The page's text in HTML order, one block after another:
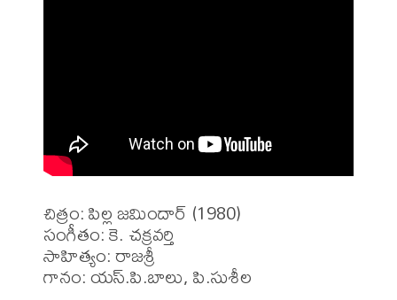
చిత్రం: పిల్ల జమిందార్ (1980)
సంగీతం: కె. చక్రవర్తి
సాహిత్యం: రాజశ్రీ
గానం: యస్.పి.బాలు, పి.సుశీల